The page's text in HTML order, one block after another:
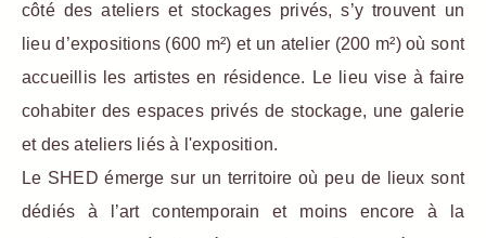
côté des ateliers et stockages privés, s’y trouvent un
lieu d’expositions (600 m²) et un atelier (200 m²) où sont
accueillis les artistes en résidence. Le lieu vise à faire
cohabiter des espaces privés de stockage, une galerie
et des ateliers liés à l'exposition.
Le SHED émerge sur un territoire où peu de lieux sont
dédiés à l’art contemporain et moins encore à la